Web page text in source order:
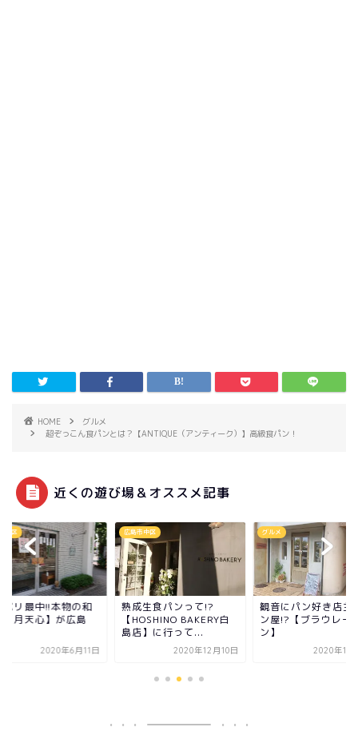
HOME
グルメ
超ぞっこん食パンとは？【ANTIQUE（アンティーク）】高級食パン！
近くの遊び場＆オススメ記事
中区
パリ最中!!本物の和
【月天心】が広島
2020年6月11日
広島市中区
熟成生食パンって!?
【HOSHINO BAKERY白
島店】に行って...
2020年12月10日
グルメ
観音にパン好き店主
ン屋!?【ブラウレー
ン】
2020年11